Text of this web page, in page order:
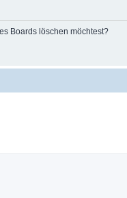
Boards löschen möchtest?